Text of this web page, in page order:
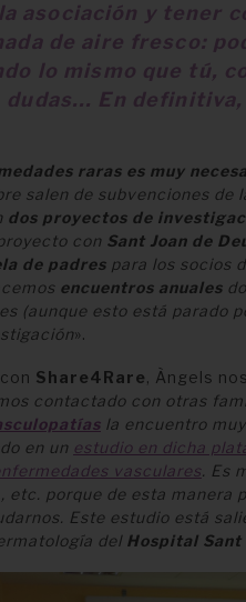
asociación y tener
de aire fresco:
lo mismo que tú,
dudas... En
raras es muy
salen de subvenciones
dos proyectos de
con Sant Joan de
de padres para los socios
encuentros anuales
(aunque esto está parado
».
Share4Rare, Àngels
contactado con otras
la encuentro
en un estudio en dicha
vasculares . Es
etc. porque de esta manera
Este estudio está
del Hospital Sant